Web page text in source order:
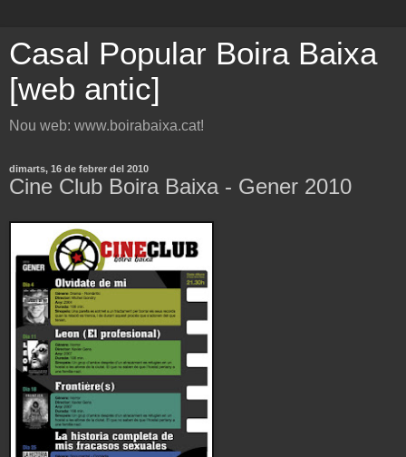
Casal Popular Boira Baixa
[web antic]
Nou web: www.boirabaixa.cat!
dimarts, 16 de febrer del 2010
Cine Club Boira Baixa - Gener 2010